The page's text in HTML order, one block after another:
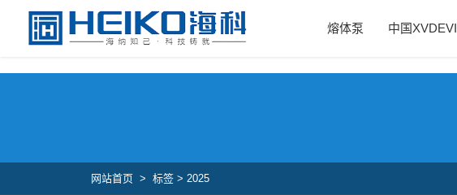
中国X站安装,中国XVDEVIOS安装包,中国X站下载安装,中国X站安装包APP下载
熔体泵 中国
网站首页 > 标签 > 2025